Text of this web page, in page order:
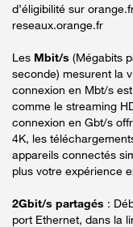
d’éligibilité sur
reseaux.orange.fr
Les Mbit/s (Mégabits
seconde) mesurent la
connexion en Mbt/s
comme le streaming
connexion en Gbt/s
4K, les
appareils connectés
plus votre expérience
2Gbit/s partagés :
port Ethernet, dans la